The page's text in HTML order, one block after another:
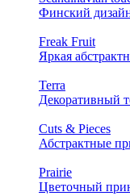
Финский
Freak Fruit
Яркая
Terra
Декоративный
Cuts & Pieces
Абстрактные
Prairie
Цветочный